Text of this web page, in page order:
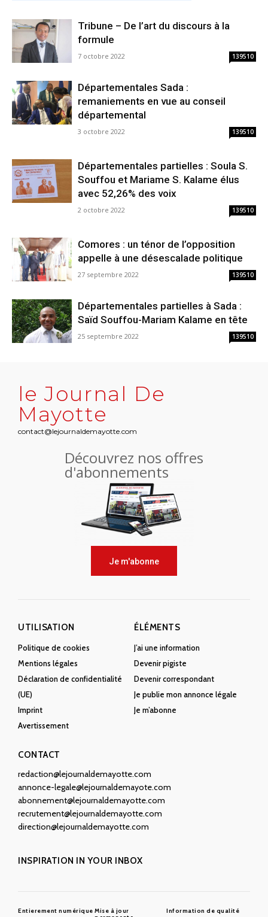
Tribune – De l’art du discours à la
formule
7 octobre 2022 139510
Départementales Sada :
remaniements en vue au conseil
départemental
3 octobre 2022 139510
Départementales partielles : Soula S.
Souffou et Mariame S. Kalame élus
avec 52,26% des voix
2 octobre 2022 139510
Comores : un ténor de l’opposition
appelle à une désescalade politique
27 septembre 2022 139510
Départementales partielles à Sada :
Saïd Souffou-Mariam Kalame en tête
25 septembre 2022 139510
le Journal De
Mayotte
contact@lejournaldemayotte.com
Découvrez nos offres
d'abonnements
Je m'abonne
UTILISATION
Politique de cookies
Mentions légales
Déclaration de confidentialité
(UE)
Imprint
Avertissement
ÉLÉMENTS
J’ai une information
Devenir pigiste
Devenir correspondant
Je publie mon annonce légale
Je m’abonne
CONTACT
redaction@lejournaldemayotte.com
annonce-legale@lejournaldemayote.com
abonnement@lejournaldemayotte.com
recrutement@lejournaldemayotte.com
direction@lejournaldemayotte.com
INSPIRATION IN YOUR INBOX
Entierement numérique Mise à jour
Information de qualité